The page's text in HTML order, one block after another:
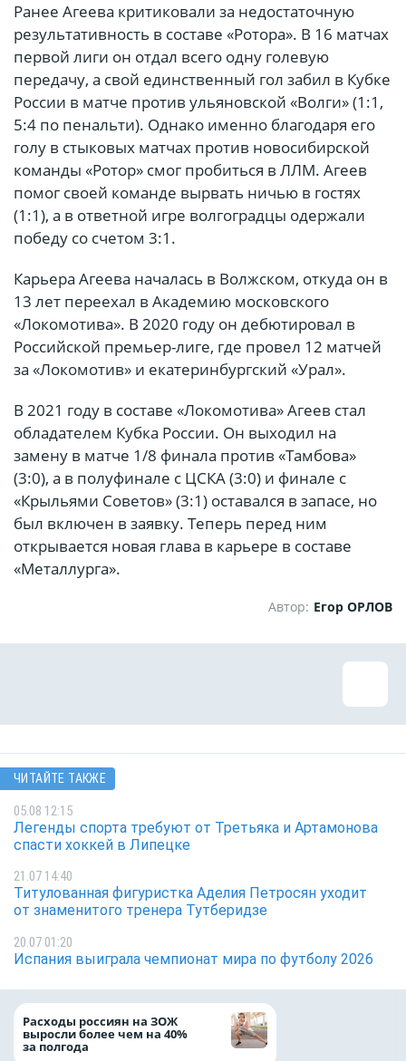
Ранее Агеева критиковали за недостаточную
результативность в составе «Ротора». В 16 матчах
первой лиги он отдал всего одну голевую
передачу, а свой единственный гол забил в Кубке
России в матче против ульяновской «Волги» (1:1,
5:4 по пенальти). Однако именно благодаря его
голу в стыковых матчах против новосибирской
команды «Ротор» смог пробиться в ЛЛМ. Агеев
помог своей команде вырвать ничью в гостях
(1:1), а в ответной игре волгоградцы одержали
победу со счетом 3:1.
Карьера Агеева началась в Волжском, откуда он в
13 лет переехал в Академию московского
«Локомотива». В 2020 году он дебютировал в
Российской премьер-лиге, где провел 12 матчей
за «Локомотив» и екатеринбургский «Урал».
В 2021 году в составе «Локомотива» Агеев стал
обладателем Кубка России. Он выходил на
замену в матче 1/8 финала против «Тамбова»
(3:0), а в полуфинале с ЦСКА (3:0) и финале с
«Крыльями Советов» (3:1) оставался в запасе, но
был включен в заявку. Теперь перед ним
открывается новая глава в карьере в составе
«Металлурга».
Автор: Егор ОРЛОВ
ЧИТАЙТЕ ТАКЖЕ
05.08 12:15
Легенды спорта требуют от Третьяка и Артамонова
спасти хоккей в Липецке
21.07 14:40
Титулованная фигуристка Аделия Петросян уходит
от знаменитого тренера Тутберидзе
20.07 01:20
Испания выиграла чемпионат мира по футболу 2026
Расходы россиян на ЗОЖ
выросли более чем на 40%
за полгода